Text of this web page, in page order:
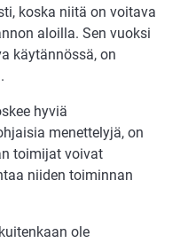
koska niitä on voitava
aloilla. Sen vuoksi
käytännössä, on
hyviä
menettelyjä, on
toimijat voivat
niiden toiminnan
ole